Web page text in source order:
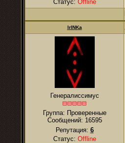
Статус: Offline
IrINKa
Генералиссимус
Группа: Проверенные
Сообщений: 16595
Репутация: 6
Статус: Offline